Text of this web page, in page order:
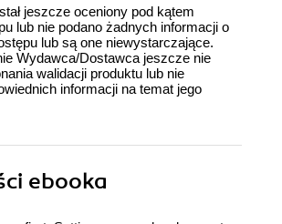
jeszcze oceniony pod kątem
lub nie podano żadnych informacji o
lub są one niewystarczające.
Wydawca/Dostawca jeszcze nie
walidacji produktu lub nie
informacji na temat jego
ebooka